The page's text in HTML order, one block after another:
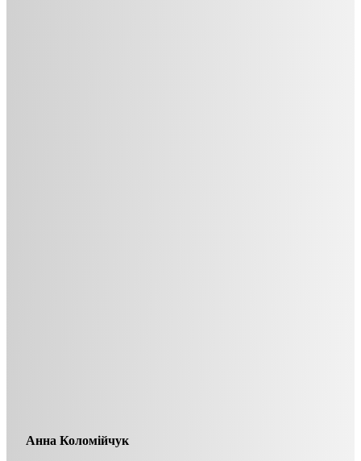
Анна Коломійчук